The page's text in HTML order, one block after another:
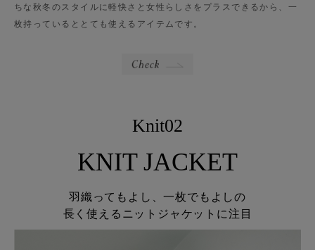
ちな秋冬のスタイルに軽快さと女性らしさをプラスできるから、一
枚持っているととても使えるアイテムです。
Knit02
KNIT JACKET
羽織ってもよし、一枚でもよしの
長く使えるニットジャケットに注目